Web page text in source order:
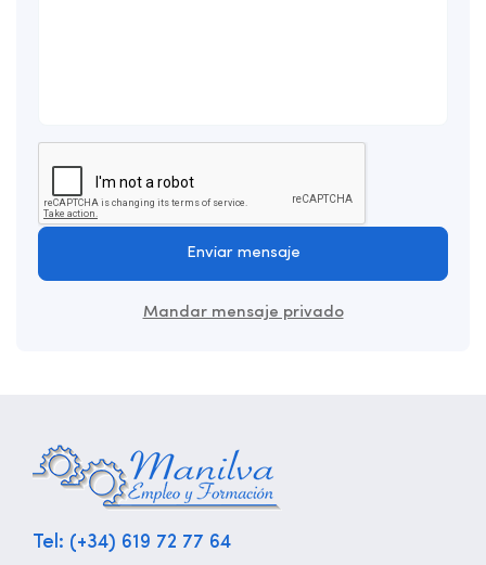
Enviar mensaje
Mandar mensaje privado
Tel: (+34) 619 72 77 64